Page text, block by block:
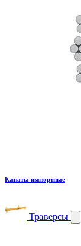
Канаты импортные
Траверсы